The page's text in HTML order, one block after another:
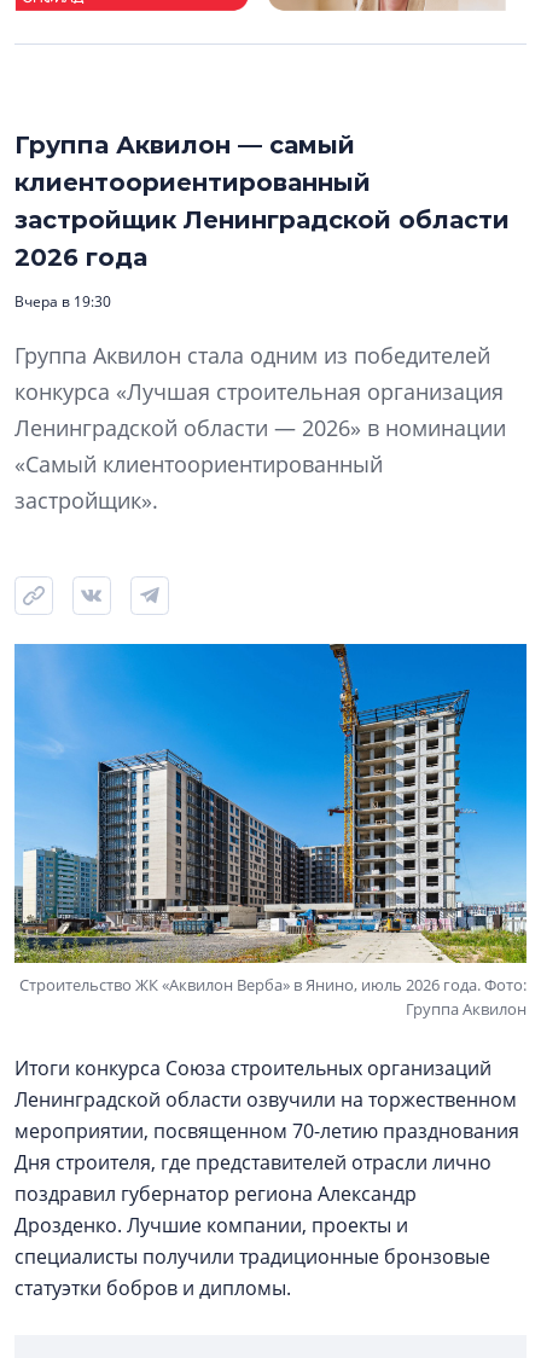
Группа Аквилон — самый
клиентоориентированный
застройщик Ленинградской области
2026 года
Вчера в 19:30
Группа Аквилон стала одним из победителей
конкурса «Лучшая строительная организация
Ленинградской области — 2026» в номинации
«Самый клиентоориентированный
застройщик».
Строительство ЖК «Аквилон Верба» в Янино, июль 2026 года. Фото:
Группа Аквилон
Итоги конкурса Союза строительных организаций
Ленинградской области озвучили на торжественном
мероприятии, посвященном 70-летию празднования
Дня строителя, где представителей отрасли лично
поздравил губернатор региона Александр
Дрозденко. Лучшие компании, проекты и
специалисты получили традиционные бронзовые
статуэтки бобров и дипломы.